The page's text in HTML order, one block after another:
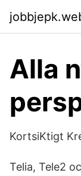
Alla
KortsiKtigt
Telia, Tele2